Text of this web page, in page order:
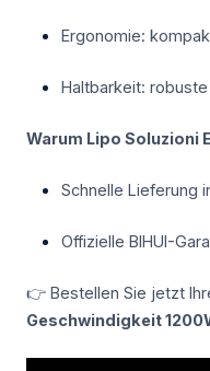
Ergonomie:
Haltbarkeit:
Warum Lipo Soluzioni
Schnelle Lieferung
Offizielle BIHUI-
👉 Bestellen Sie jetzt
Geschwindigkeit